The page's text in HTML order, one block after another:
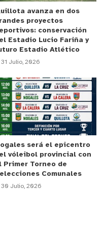
cuadro amarillo un
en la primera parte.
en volumen a la
hacer un daño
a la banca de
error defensivo deja
para encarar a
tanto de la victoria
Los quillotanos
Un tiro en el
que se fue elevado,
en todo el partido.
al total de su fiel
en conferencia
avanza en dos
proyectos
conservación
Estadio Lucio Fariña y
Estadio Atlético
31 Julio, 2026
será el epicentro
vóleibol provincial con
Primer Torneo de
Comunales
30 Julio, 2026